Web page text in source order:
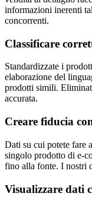
informazioni inerenti
concorrenti.
Classificare
Standardizzate i
elaborazione del
prodotti simili.
accurata.
Creare fiducia
Dati su cui potete fare
singolo prodotto di e-
fino alla fonte. I nostri
Visualizzare dati